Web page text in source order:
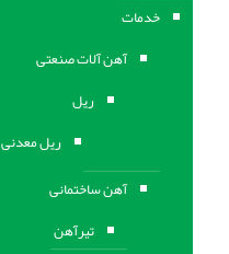
خدمات
آهن آلات صنعتی
ریل
ریل معدنی
آهن ساختمانی
تیرآهن